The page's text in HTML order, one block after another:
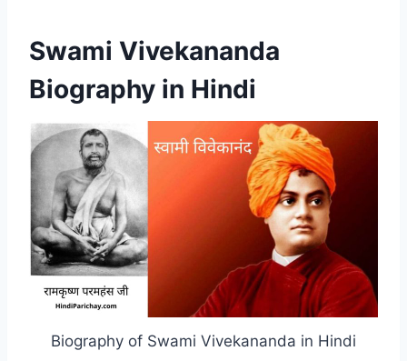
Swami Vivekananda
Biography in Hindi
Biography of Swami Vivekananda in Hindi